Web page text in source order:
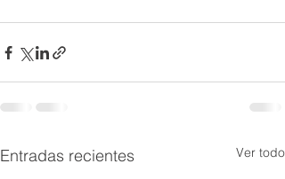
Entradas recientes Ver todo